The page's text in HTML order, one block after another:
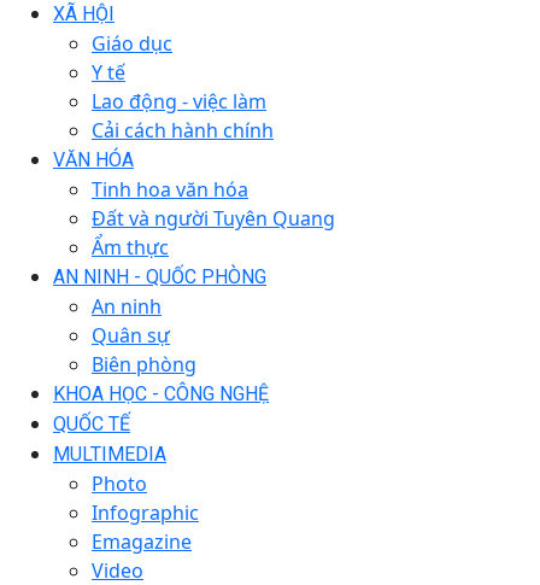
XÃ HỘI
Giáo dục
Y tế
Lao động - việc làm
Cải cách hành chính
VĂN HÓA
Tinh hoa văn hóa
Đất và người Tuyên Quang
Ẩm thực
AN NINH - QUỐC PHÒNG
An ninh
Quân sự
Biên phòng
KHOA HỌC - CÔNG NGHỆ
QUỐC TẾ
MULTIMEDIA
Photo
Infographic
Emagazine
Video